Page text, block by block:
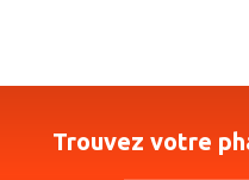
Trouvez votre